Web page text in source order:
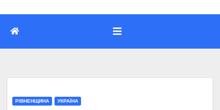
РІВНЕНЩИНА УКРАЇНА